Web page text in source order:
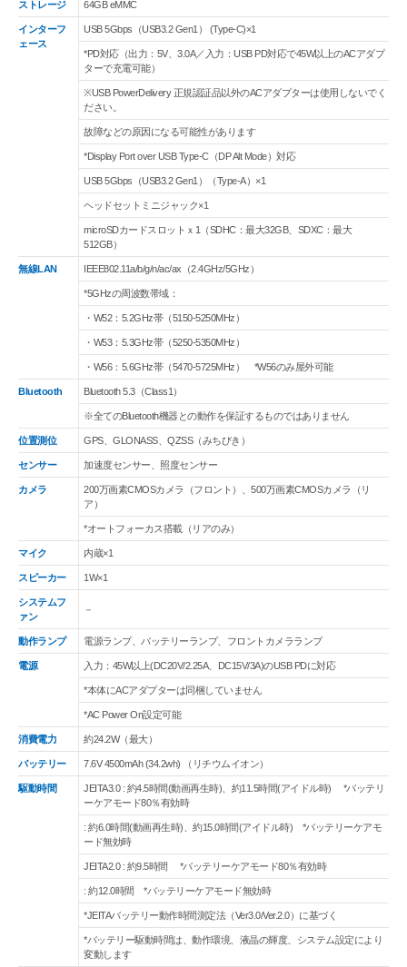
ストレージ 64GB eMMC
インターフ
ェース
USB 5Gbps（USB3.2 Gen1） (Type-C)×1
*PD対応（出力：5V、3.0A／入力：USB PD対応で45W以上のACアダプ
ターで充電可能）
※USB PowerDelivery 正規認証品以外のACアダプターは使用しないでく
ださい。
故障などの原因になる可能性があります
*Display Port over USB Type-C（DP Alt Mode）対応
USB 5Gbps（USB3.2 Gen1）（Type-A）×1
ヘッドセットミニジャック×1
microSDカードスロットｘ1（SDHC：最大32GB、SDXC：最大
512GB）
無線LAN IEEE802.11a/b/g/n/ac/ax（2.4GHz/5GHz）
*5GHzの周波数帯域：
・W52：5.2GHz帯（5150-5250MHz）
・W53：5.3GHz帯（5250-5350MHz）
・W56：5.6GHz帯（5470-5725MHz） *W56のみ屋外可能
Bluetooth Bluetooth 5.3（Class1）
※全てのBluetooth機器との動作を保証するものではありません
位置測位 GPS、GLONASS、QZSS（みちびき）
センサー 加速度センサー、照度センサー
カメラ
200万画素CMOSカメラ（フロント）、500万画素CMOSカメラ（リ
ア）
*オートフォーカス搭載（リアのみ）
マイク 内蔵×1
スピーカー 1W×1
システムフ
ァン
－
動作ランプ 電源ランプ、バッテリーランプ、フロントカメラランプ
電源 入力：45W以上(DC20V/2.25A、DC15V/3A)のUSB PDに対応
*本体にACアダプターは同梱していません
*AC Power On設定可能
消費電力 約24.2W（最大）
バッテリー 7.6V 4500mAh (34.2wh) （リチウムイオン）
駆動時間
JEITA3.0 : 約4.5時間(動画再生時)、約11.5時間(アイドル時) *バッテリ
ーケアモード80％有効時
: 約6.0時間(動画再生時)、約15.0時間(アイドル時) *バッテリーケアモ
ード無効時
JEITA2.0 : 約9.5時間 *バッテリーケアモード80％有効時
: 約12.0時間 *バッテリーケアモード無効時
*JEITAバッテリー動作時間測定法（Ver3.0/Ver.2.0）に基づく
*バッテリー駆動時間は、動作環境、液晶の輝度、システム設定により
変動します